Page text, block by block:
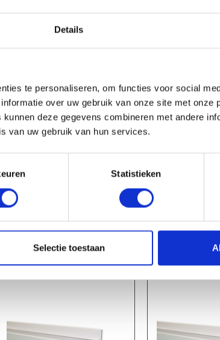
Details
te personaliseren, om functies voor social
over uw gebruik van onze site met onze
deze gegevens combineren met andere
van uw gebruik van hun services.
Statistieken
Selectie toestaan
PVC | 4M
1-4 dagen levertijd
KLIKLIJST PVC
PVC | 2M BAKGOOT
7M